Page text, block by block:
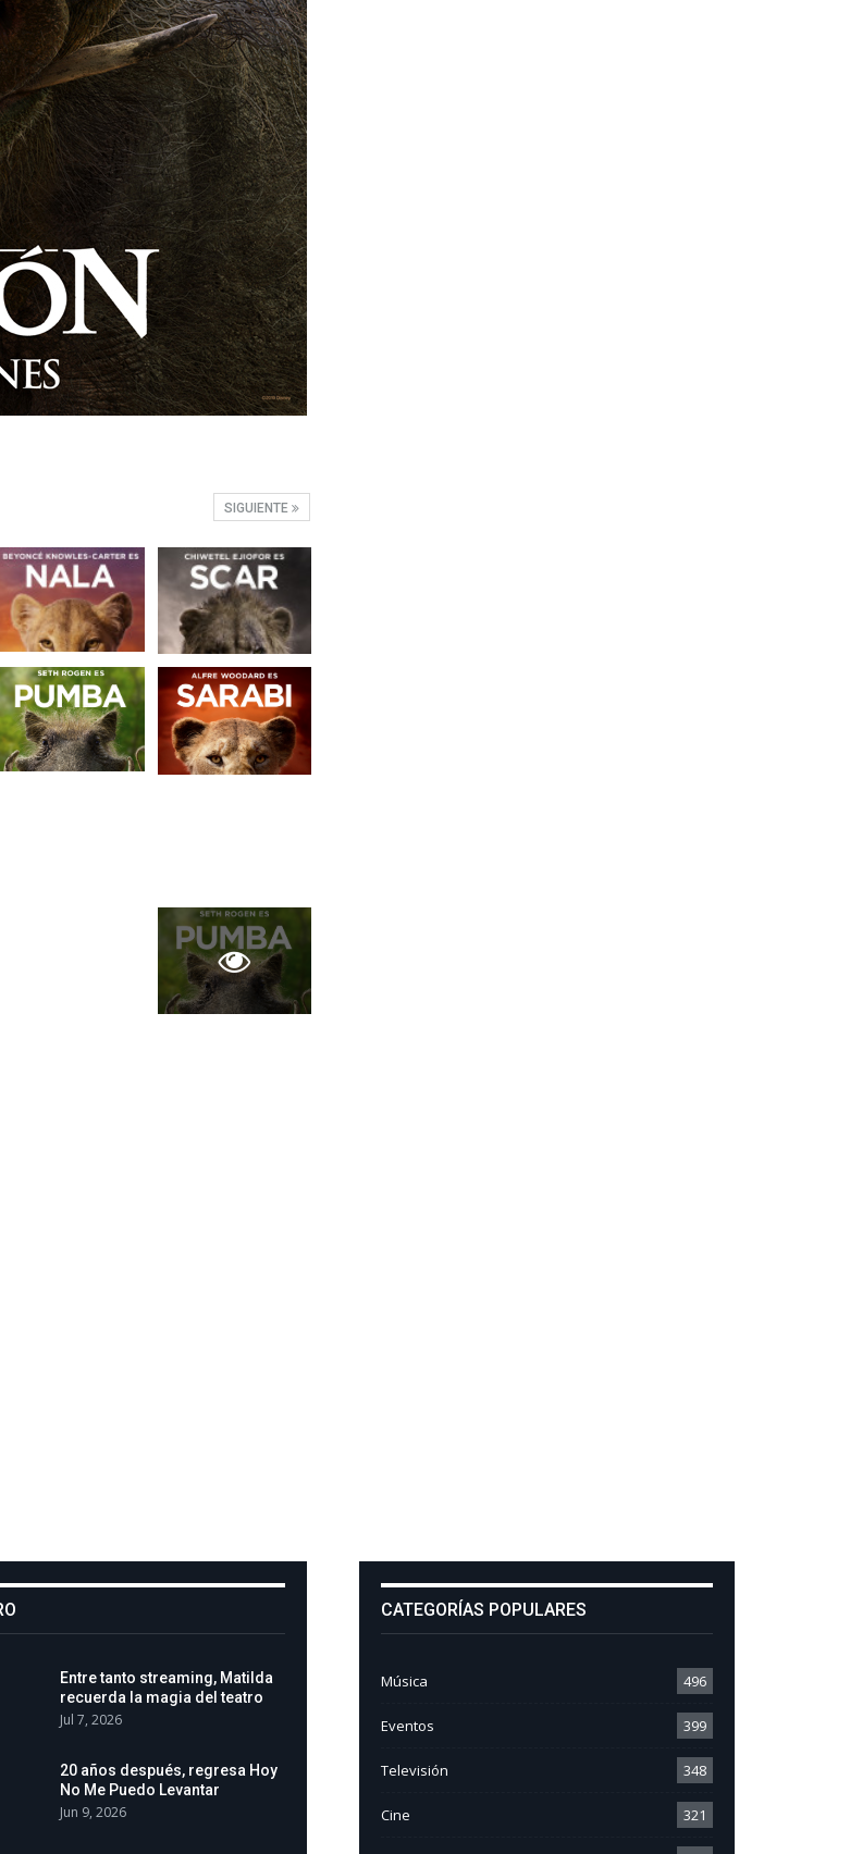
SIGUIENTE
Entre tanto streaming, Matilda
recuerda la magia del teatro
Jul 7, 2026
20 años después, regresa Hoy
No Me Puedo Levantar
Jun 9, 2026
CATEGORÍAS POPULARES
Música 496
Eventos 399
Televisión 348
Cine 321